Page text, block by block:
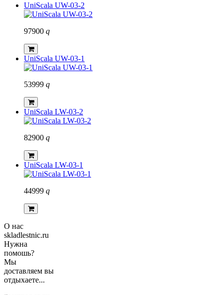
UniScala UW-03-2
97900 q
UniScala UW-03-1
53999 q
UniScala LW-03-2
82900 q
UniScala LW-03-1
44999 q
О нас
skladlestnic.ru
Нужна
помошь?
Мы
доставляем вы
отдыхаете...